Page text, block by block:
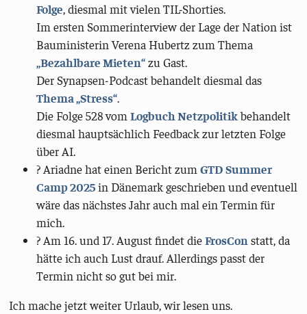
Folge, diesmal mit vielen TIL-Shorties.
Im ersten Sommerinterview der Lage der Nation ist
Bauministerin Verena Hubertz zum Thema
„Bezahlbare Mieten“zu Gast.
Der Synapsen-Podcast behandelt diesmal das
Thema „Stress“.
Die Folge 528 vomLogbuch Netzpolitikbehandelt
diesmal hauptsächlich Feedback zur letzten Folge
über AI.
?️ Ariadne hat einen Bericht zumGTD Summer
Camp 2025in Dänemark geschrieben und eventuell
wäre das nächstes Jahr auch mal ein Termin für
mich.
?️ Am 16. und 17. August findet dieFrosCon statt, da
hätte ich auch Lust drauf. Allerdings passt der
Termin nicht so gut bei mir.
Ich mache jetzt weiter Urlaub, wir lesen uns.